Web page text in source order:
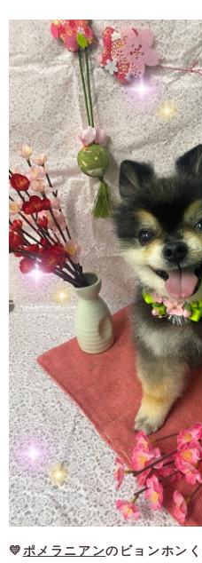
💛 ポメラニアンのビョンホン